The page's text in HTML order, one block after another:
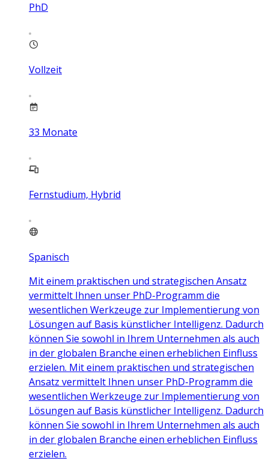
PhD
Vollzeit
33 Monate
Fernstudium, Hybrid
Spanisch
Mit einem praktischen und strategischen Ansatz
vermittelt Ihnen unser PhD-Programm die
wesentlichen Werkzeuge zur Implementierung von
Lösungen auf Basis künstlicher Intelligenz. Dadurch
können Sie sowohl in Ihrem Unternehmen als auch
in der globalen Branche einen erheblichen Einfluss
erzielen. Mit einem praktischen und strategischen
Ansatz vermittelt Ihnen unser PhD-Programm die
wesentlichen Werkzeuge zur Implementierung von
Lösungen auf Basis künstlicher Intelligenz. Dadurch
können Sie sowohl in Ihrem Unternehmen als auch
in der globalen Branche einen erheblichen Einfluss
erzielen.